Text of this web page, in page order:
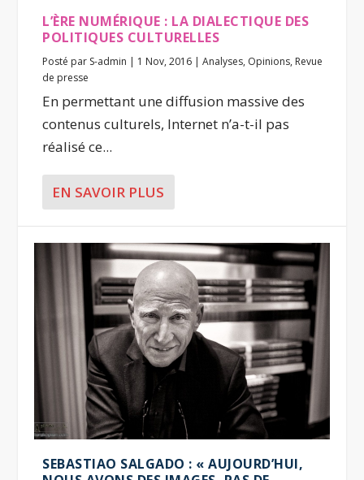
L’ÈRE NUMÉRIQUE : LA DIALECTIQUE DES
POLITIQUES CULTURELLES
Posté par S-admin | 1 Nov, 2016 |Analyses, Opinions, Revue
de presse
En permettant une diffusion massive des
contenus culturels, Internet n’a-t-il pas
réalisé ce...
EN SAVOIR PLUS
SEBASTIAO SALGADO : « AUJOURD’HUI,